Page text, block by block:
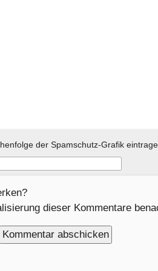
der Spamschutz-Grafik
dieser Kommentare